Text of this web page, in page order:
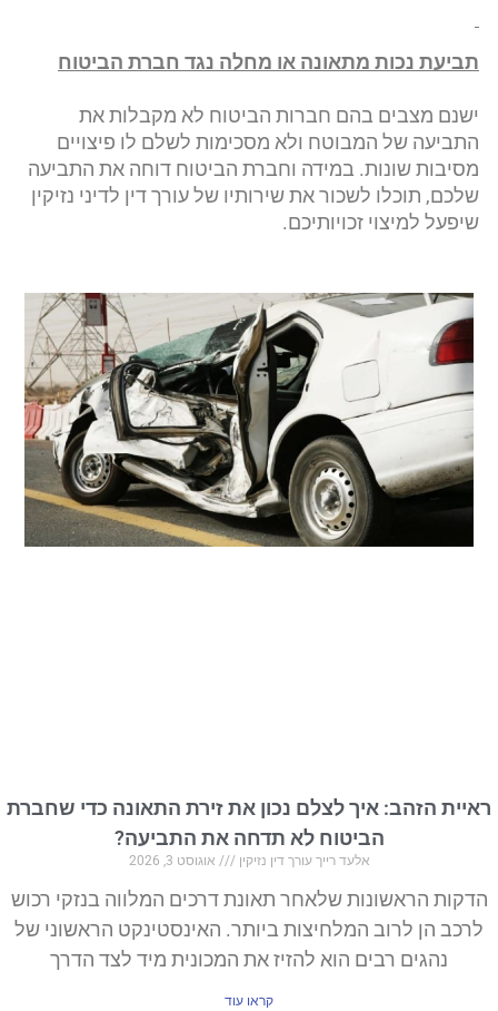
תביעת נכות מתאונה או מחלה נגד חברת הביטוח
ישנם מצבים בהם חברות הביטוח לא מקבלות את
התביעה של המבוטח ולא מסכימות לשלם לו פיצויים
מסיבות שונות. במידה וחברת הביטוח דוחה את התביעה
שלכם, תוכלו לשכור את שירותיו של עורך דין לדיני נזיקין
שיפעל למיצוי זכויותיכם.
ראיית הזהב: איך לצלם נכון את זירת התאונה כדי שחברת
הביטוח לא תדחה את התביעה?
אלעד רייך עורך דין נזיקין אוגוסט 3, 2026
הדקות הראשונות שלאחר תאונת דרכים המלווה בנזקי רכוש
לרכב הן לרוב המלחיצות ביותר. האינסטינקט הראשוני של
נהגים רבים הוא להזיז את המכונית מיד לצד הדרך
קראו עוד